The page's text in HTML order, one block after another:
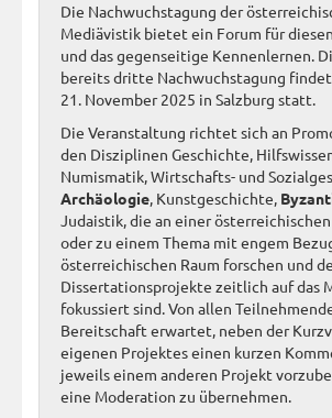
Die Nachwuchstagung der
Mediävistik bietet ein Forum für
und das gegenseitige Kennenlernen.
bereits dritte Nachwuchstagung findet
21. November 2025 in Salzburg statt.
Die Veranstaltung richtet sich an
den Disziplinen Geschichte,
Numismatik, Wirtschafts- und
Archäologie, Kunstgeschichte,
Judaistik, die an einer
oder zu einem Thema mit engem
österreichischen Raum forschen und
Dissertationsprojekte zeitlich auf das
fokussiert sind. Von allen
Bereitschaft erwartet, neben der
eigenen Projektes einen kurzen
jeweils einem anderen Projekt
eine Moderation zu übernehmen.